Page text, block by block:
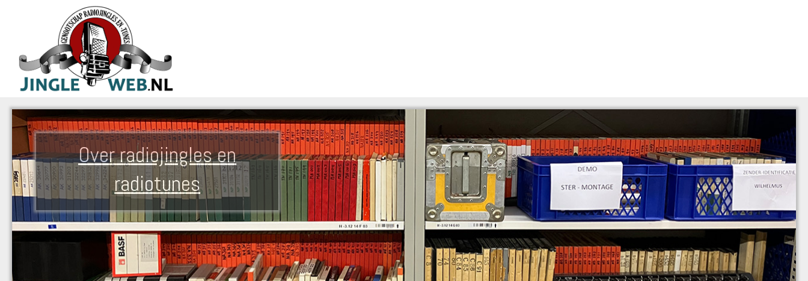
Over radiojingles en
radiotunes